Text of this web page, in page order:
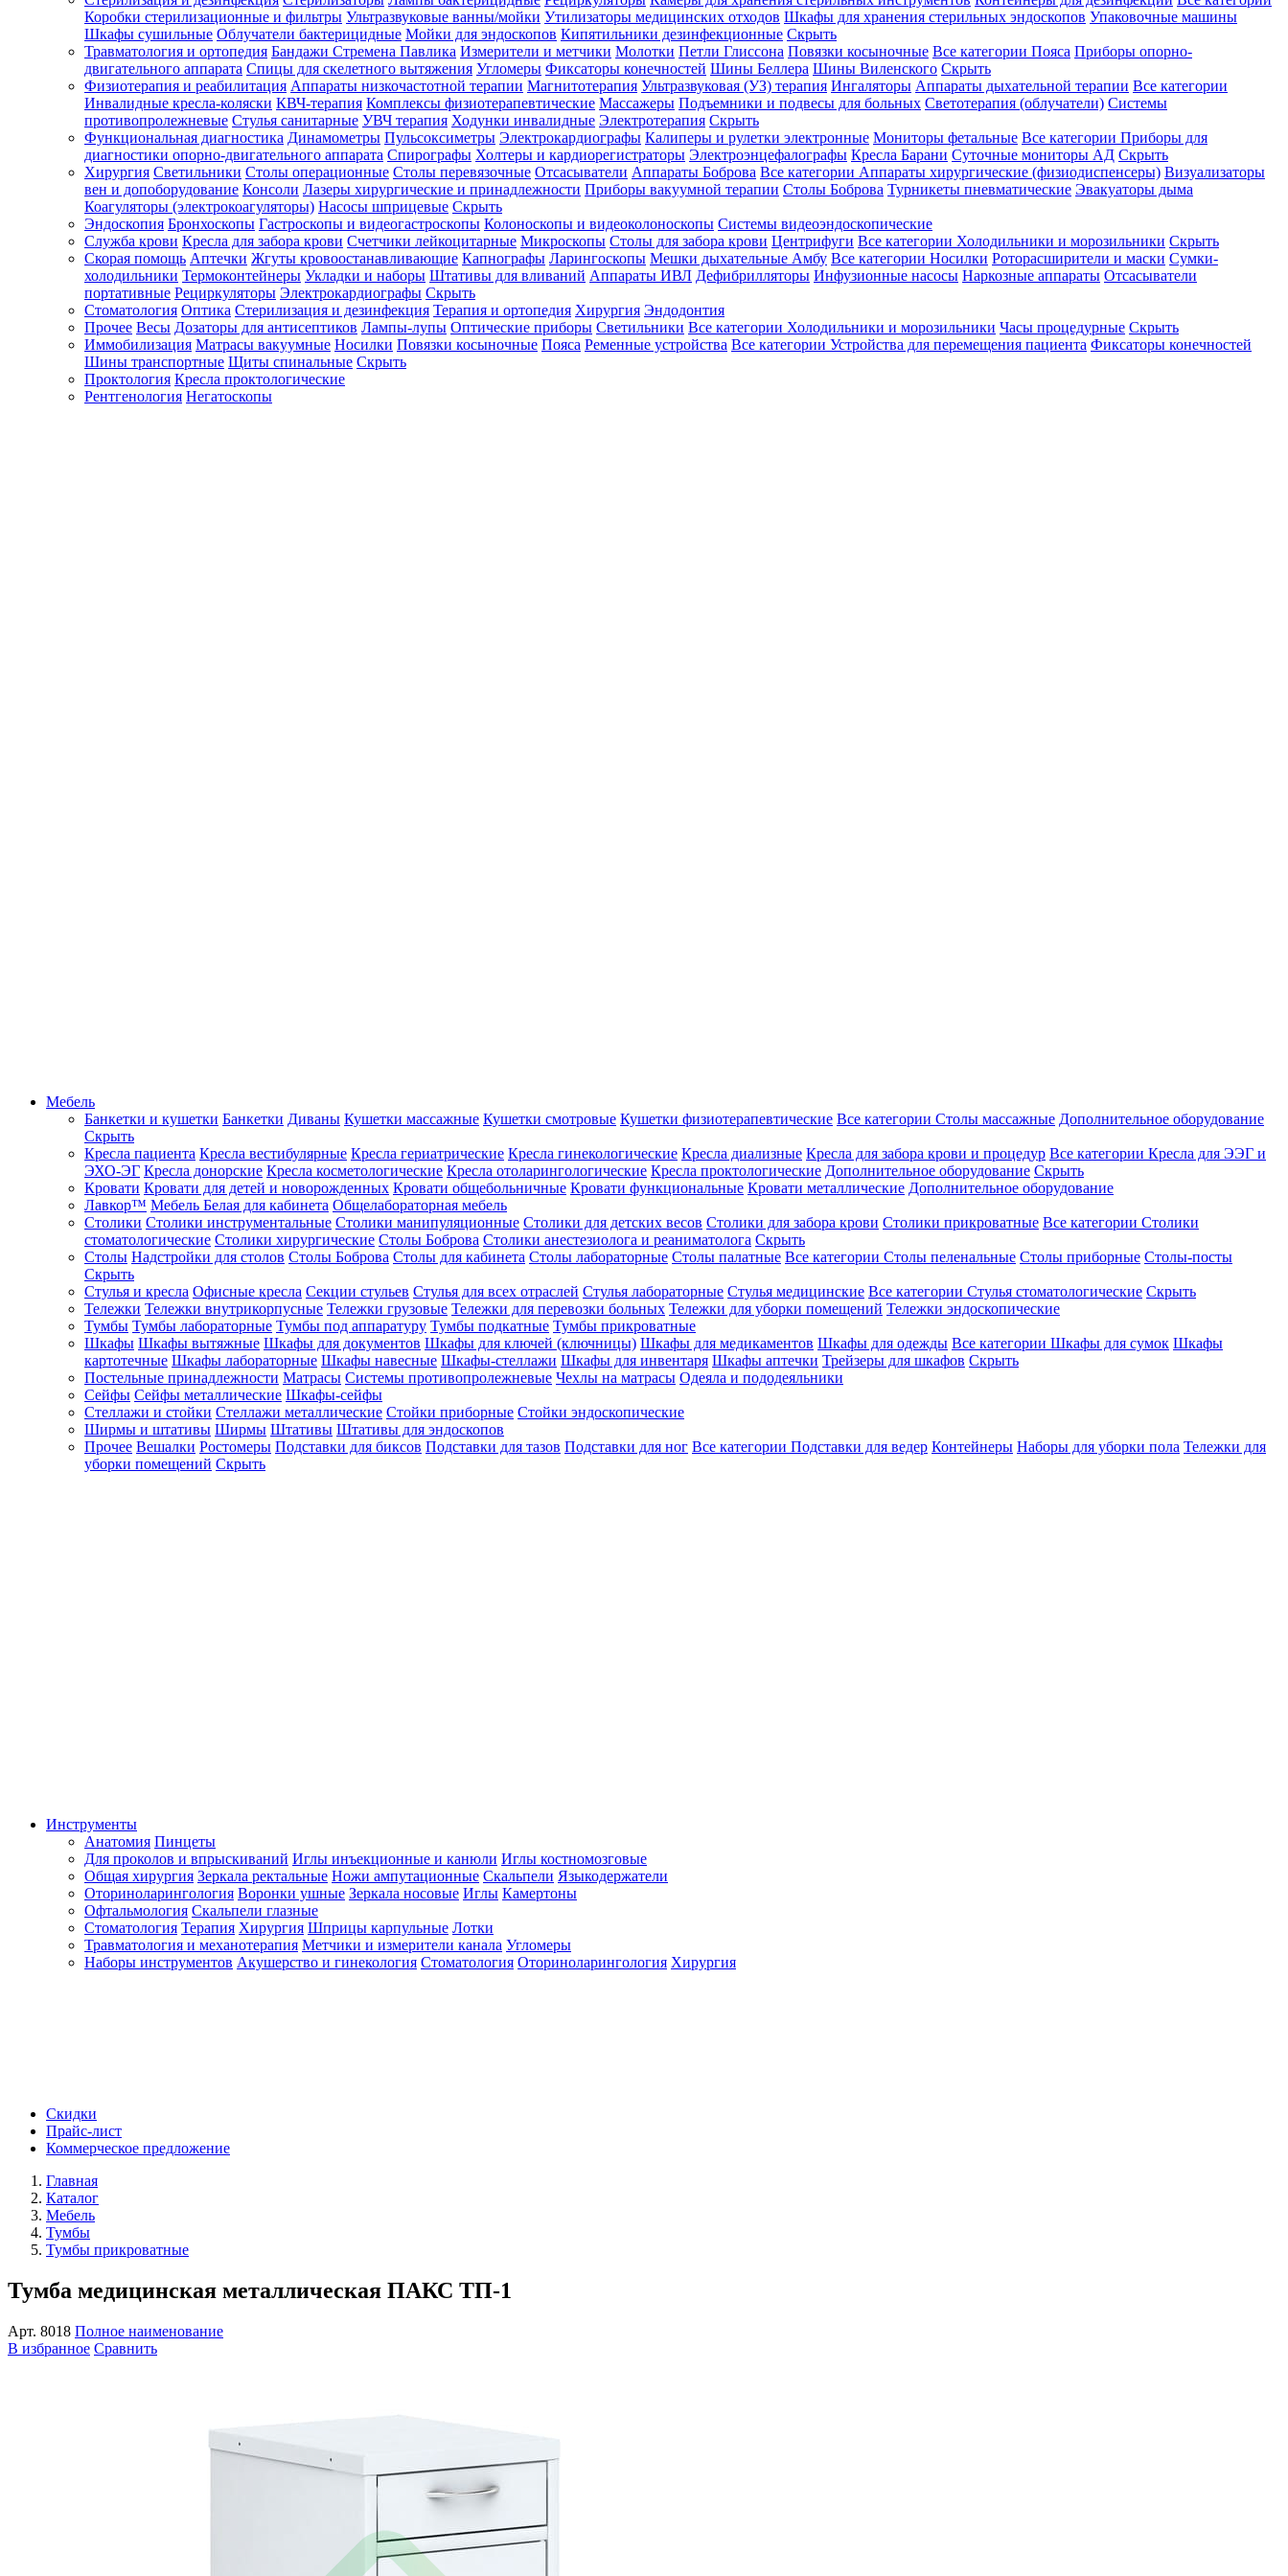
Зарегистрироваться
Зачем
регистрироваться?
Все
покупки
в
одном
месте
Личный
менеджер
Отслеживание
статуса
заказа
Коробки стерилизационные и фильтры Ультразвуковые ванны/мойки Утилизаторы медицинских отходов Шкафы для хранения стерильных эндоскопов Упаковочные машины
Шкафы сушильные Облучатели бактерицидные Мойки для эндоскопов Кипятильники дезинфекционные Скрыть
Травматология и ортопедия Бандажи Стремена Павлика Измерители и метчики Молотки Петли Глиссона Повязки косыночные Все категории Пояса Приборы опорно-
двигательного аппарата Спицы для скелетного вытяжения Угломеры Фиксаторы конечностей Шины Беллера Шины Виленского Скрыть
Физиотерапия и реабилитация Аппараты низкочастотной терапии Магнитотерапия Ультразвуковая (УЗ) терапия Ингаляторы Аппараты дыхательной терапии Все категории
Инвалидные кресла-коляски КВЧ-терапия Комплексы физиотерапевтические Массажеры Подъемники и подвесы для больных Светотерапия (облучатели) Системы
противопролежневые Стулья санитарные УВЧ терапия Ходунки инвалидные Электротерапия Скрыть
Функциональная диагностика Динамометры Пульсоксиметры Электрокардиографы Калиперы и рулетки электронные Мониторы фетальные Все категории Приборы для
диагностики опорно-двигательного аппарата Спирографы Холтеры и кардиорегистраторы Электроэнцефалографы Кресла Барани Суточные мониторы АД Скрыть
Хирургия Светильники Столы операционные Столы перевязочные Отсасыватели Аппараты Боброва Все категории Аппараты хирургические (физиодиспенсеры) Визуализаторы
вен и допоборудование Консоли Лазеры хирургические и принадлежности Приборы вакуумной терапии Столы Боброва Турникеты пневматические Эвакуаторы дыма
Коагуляторы (электрокоагуляторы) Насосы шприцевые Скрыть
Эндоскопия Бронхоскопы Гастроскопы и видеогастроскопы Колоноскопы и видеоколоноскопы Системы видеоэндоскопические
Служба крови Кресла для забора крови Счетчики лейкоцитарные Микроскопы Столы для забора крови Центрифуги Все категории Холодильники и морозильники Скрыть
Скорая помощь Аптечки Жгуты кровоостанавливающие Капнографы Ларингоскопы Мешки дыхательные Амбу Все категории Носилки Роторасширители и маски Сумки-
холодильники Термоконтейнеры Укладки и наборы Штативы для вливаний Аппараты ИВЛ Дефибрилляторы Инфузионные насосы Наркозные аппараты Отсасыватели
портативные Рециркуляторы Электрокардиографы Скрыть
Стоматология Оптика Стерилизация и дезинфекция Терапия и ортопедия Хирургия Эндодонтия
Прочее Весы Дозаторы для антисептиков Лампы-лупы Оптические приборы Светильники Все категории Холодильники и морозильники Часы процедурные Скрыть
Иммобилизация Матрасы вакуумные Носилки Повязки косыночные Пояса Ременные устройства Все категории Устройства для перемещения пациента Фиксаторы конечностей
Шины транспортные Щиты спинальные Скрыть
Проктология Кресла проктологические
Рентгенология Негатоскопы
Мебель
Банкетки и кушетки Банкетки Диваны Кушетки массажные Кушетки смотровые Кушетки физиотерапевтические Все категории Столы массажные Дополнительное оборудование
Скрыть
Кресла пациента Кресла вестибулярные Кресла гериатрические Кресла гинекологические Кресла диализные Кресла для забора крови и процедур Все категории Кресла для ЭЭГ и
ЭХО-ЭГ Кресла донорские Кресла косметологические Кресла отоларингологические Кресла проктологические Дополнительное оборудование Скрыть
Кровати Кровати для детей и новорожденных Кровати общебольничные Кровати функциональные Кровати металлические Дополнительное оборудование
Лавкор™ Мебель Белая для кабинета Общелабораторная мебель
Столики Столики инструментальные Столики манипуляционные Столики для детских весов Столики для забора крови Столики прикроватные Все категории Столики
стоматологические Столики хирургические Столы Боброва Столики анестезиолога и реаниматолога Скрыть
Столы Надстройки для столов Столы Боброва Столы для кабинета Столы лабораторные Столы палатные Все категории Столы пеленальные Столы приборные Столы-посты
Скрыть
Стулья и кресла Офисные кресла Секции стульев Стулья для всех отраслей Стулья лабораторные Стулья медицинские Все категории Стулья стоматологические Скрыть
Тележки Тележки внутрикорпусные Тележки грузовые Тележки для перевозки больных Тележки для уборки помещений Тележки эндоскопические
Тумбы Тумбы лабораторные Тумбы под аппаратуру Тумбы подкатные Тумбы прикроватные
Шкафы Шкафы вытяжные Шкафы для документов Шкафы для ключей (ключницы) Шкафы для медикаментов Шкафы для одежды Все категории Шкафы для сумок Шкафы
картотечные Шкафы лабораторные Шкафы навесные Шкафы-стеллажи Шкафы для инвентаря Шкафы аптечки Трейзеры для шкафов Скрыть
Постельные принадлежности Матрасы Системы противопролежневые Чехлы на матрасы Одеяла и пододеяльники
Сейфы Сейфы металлические Шкафы-сейфы
Стеллажи и стойки Стеллажи металлические Стойки приборные Стойки эндоскопические
Ширмы и штативы Ширмы Штативы Штативы для эндоскопов
Прочее Вешалки Ростомеры Подставки для биксов Подставки для тазов Подставки для ног Все категории Подставки для ведер Контейнеры Наборы для уборки пола Тележки для
уборки помещений Скрыть
Инструменты
Анатомия Пинцеты
Для проколов и впрыскиваний Иглы инъекционные и канюли Иглы костномозговые
Общая хирургия Зеркала ректальные Ножи ампутационные Скальпели Языкодержатели
Оториноларингология Воронки ушные Зеркала носовые Иглы Камертоны
Офтальмология Скальпели глазные
Стоматология Терапия Хирургия Шприцы карпульные Лотки
Травматология и механотерапия Метчики и измерители канала Угломеры
Наборы инструментов Акушерство и гинекология Стоматология Оториноларингология Хирургия
Скидки
Прайс-лист
Коммерческое предложение
Главная
Каталог
Мебель
Тумбы
Тумбы прикроватные
Тумба медицинская металлическая ПАКС ТП-1
Арт. 8018 Полное наименование
В избранное Сравнить